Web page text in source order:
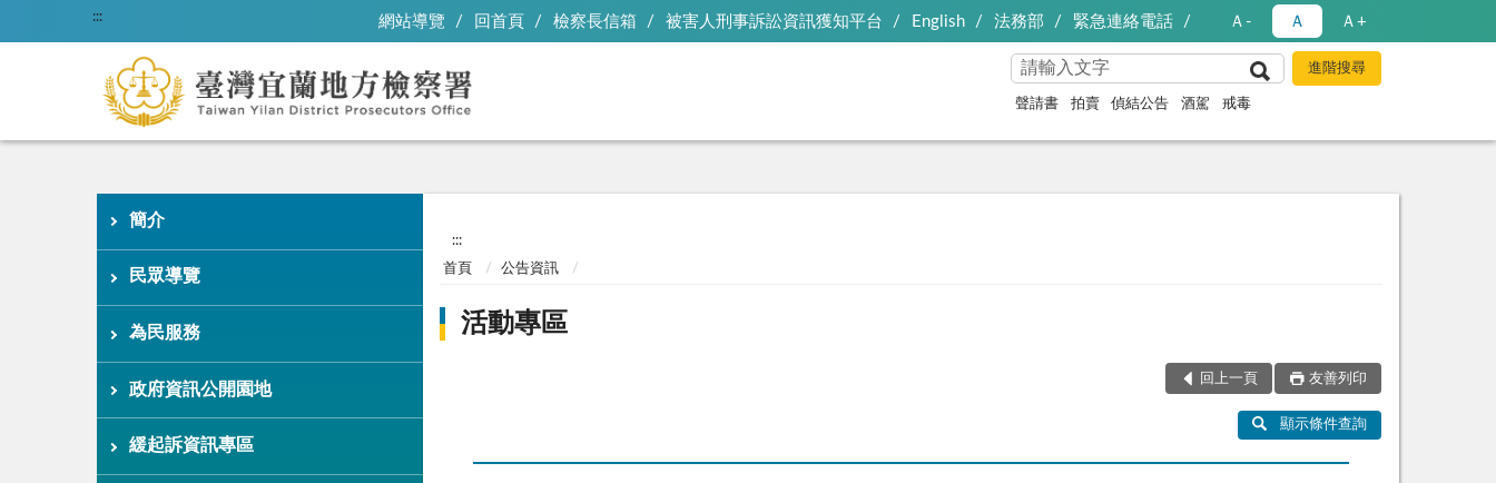
::: 網站導覽 回首頁 檢察長信箱 被害人刑事訴訟資訊獲知平台 English 法務部 緊急連絡電話 Ａ- Ａ Ａ+
聲請書 拍賣 偵結公告 酒駕 戒毒
簡介
民眾導覽
為民服務
政府資訊公開園地
緩起訴資訊專區
:::
首頁 公告資訊
活動專區
回上一頁 友善列印
顯示條件查詢